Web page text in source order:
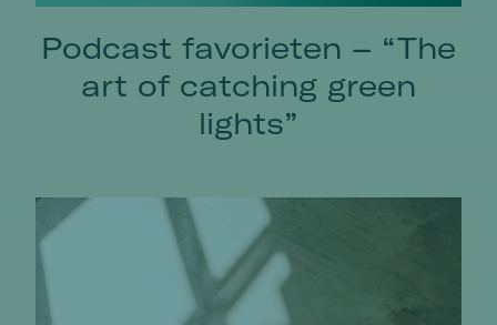
Podcast favorieten – “The
art of catching green
lights”